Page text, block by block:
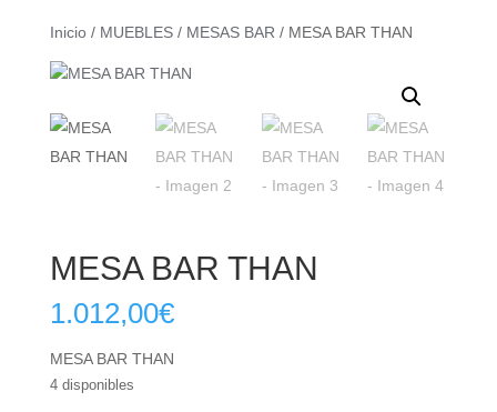
Inicio/ MUEBLES/ MESAS BAR / MESA BAR THAN
MESA BAR THAN
1.012,00€
MESA BAR THAN
4 disponibles